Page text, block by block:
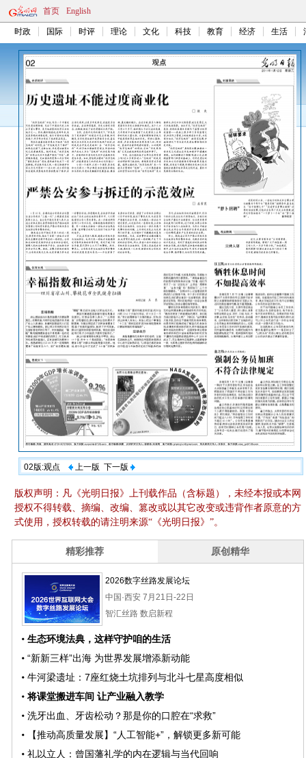
首页 English
时政 国际 时评 理论 文化 科技 教育 经济 生活
02版:观点 上一版 下一版
版权声明：凡《光明日报》上刊载作品（含标题），未经本报或本网
授权不得转载、摘编、改编、篡改或以其它改变或违背作者原意的方
式使用，授权转载的请注明来源“《光明日报》”。